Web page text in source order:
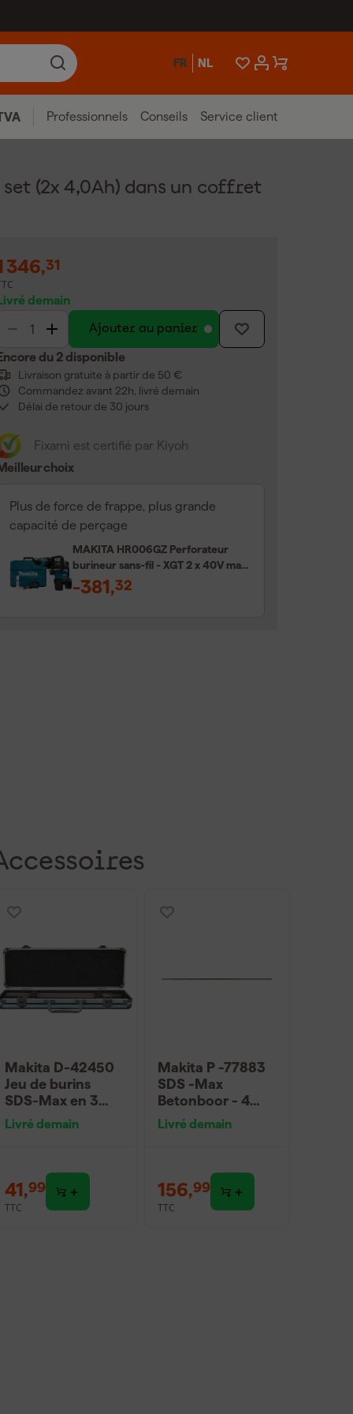
FR NL
Professionnels Conseils Service client
(2x 4,0Ah) dans un coffret
346,31
demain
Ajouter au panier
du 2 disponible
Livraison gratuite à partir de 50 €
Commandez avant 22h, livré demain
Délai de retour de 30 jours
Fixami est certifié par Kiyoh
choix
Plus de force de frappe, plus grande
capacité de perçage
MAKITA HR006GZ Perforateur
burineur sans-fil - XGT 2 x 40V max
Li-ion - SDS-MAX - Machine seule -
Coffret - 21,4 J - Brushless
-381,32
Makita D-42450
Jeu de burins
SDS-Max en 3
pièces
Livré demain
41,99
TTC
Makita P -77883
SDS -Max
Betonboor - 4
surfaces de
coupe - 22 x 1200
Livré demain
156,99
TTC